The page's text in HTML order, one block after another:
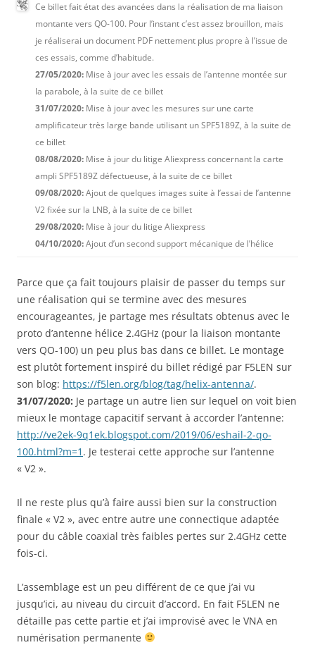
Ce billet fait état des avancées dans la réalisation de ma liaison
montante vers QO-100. Pour l’instant c’est assez brouillon, mais
je réaliserai un document PDF nettement plus propre à l’issue de
ces essais, comme d’habitude.
27/05/2020: Mise à jour avec les essais de l’antenne montée sur
la parabole, à la suite de ce billet
31/07/2020: Mise à jour avec les mesures sur une carte
amplificateur très large bande utilisant un SPF5189Z, à la suite de
ce billet
08/08/2020: Mise à jour du litige Aliexpress concernant la carte
ampli SPF5189Z défectueuse, à la suite de ce billet
09/08/2020:Ajout de quelques images suite à l’essai de l’antenne
V2 fixée sur la LNB, à la suite de ce billet
29/08/2020: Mise à jour du litige Aliexpress
04/10/2020:Ajout d’un second support mécanique de l’hélice
Parce que ça fait toujours plaisir de passer du temps sur
une réalisation qui se termine avec des mesures
encourageantes, je partage mes résultats obtenus avec le
proto d’antenne hélice 2.4GHz (pour la liaison montante
vers QO-100) un peu plus bas dans ce billet. Le montage
est plutôt fortement inspiré du billet rédigé par F5LEN sur
son blog: https://f5len.org/blog/tag/helix-antenna/.
31/07/2020: Je partage un autre lien sur lequel on voit bien
mieux le montage capacitif servant à accorder l’antenne:
http://ve2ek-9q1ek.blogspot.com/2019/06/eshail-2-qo-
100.html?m=1 . Je testerai cette approche sur l’antenne
« V2 ».
Il ne reste plus qu’à faire aussi bien sur la construction
finale « V2 », avec entre autre une connectique adaptée
pour du câble coaxial très faibles pertes sur 2.4GHz cette
fois-ci.
L’assemblage est un peu différent de ce que j’ai vu
jusqu’ici, au niveau du circuit d’accord. En fait F5LEN ne
détaille pas cette partie et j’ai improvisé avec le VNA en
numérisation permanente